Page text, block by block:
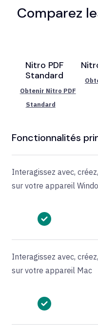
Comparez
Nitro PDF
Standard
Obtenir Nitro PDF
Standard
Fonctionnalités
Interagissez avec,
sur votre appareil
Interagissez avec,
sur votre appareil Mac